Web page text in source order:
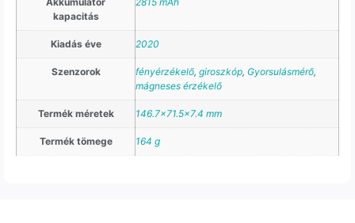
kapacitás
Kiadás éve 2020
Szenzorok fényérzékelő, giroszkóp, Gyorsulásmérő,
mágneses érzékelő
Termék méretek 146.7×71.5×7.4 mm
Termék tömege 164 g